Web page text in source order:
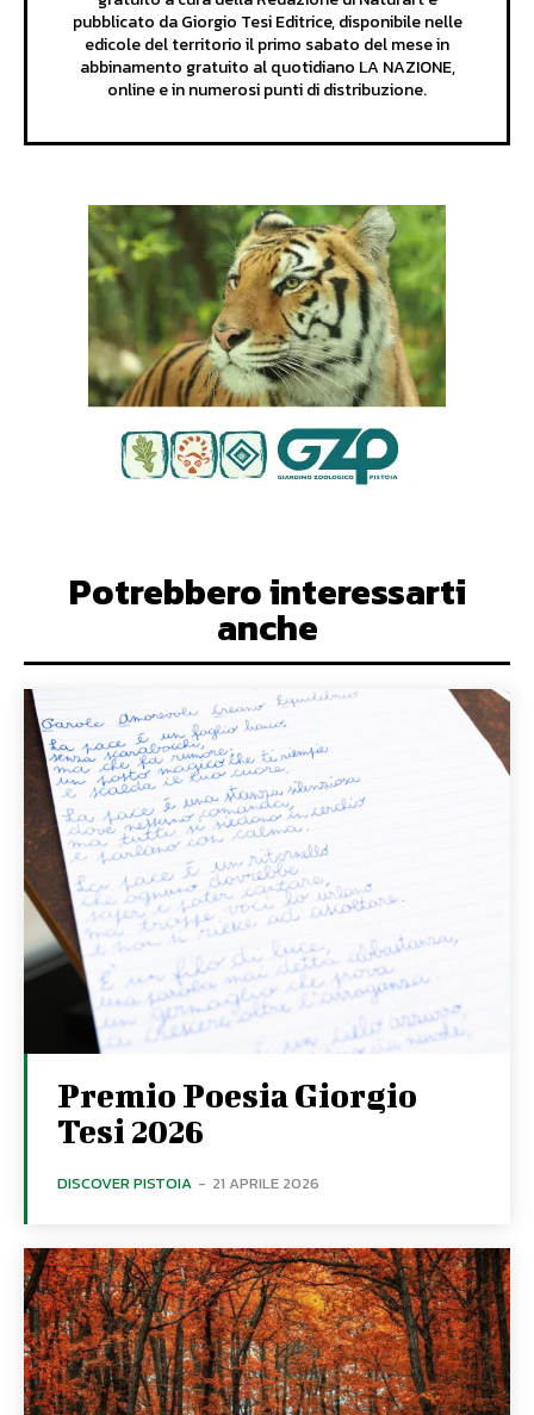
pubblicato da Giorgio Tesi Editrice, disponibile nelle
edicole del territorio il primo sabato del mese in
abbinamento gratuito al quotidiano LA NAZIONE,
online e in numerosi punti di distribuzione.
Potrebbero interessarti
anche
Premio Poesia Giorgio
Tesi 2026
DISCOVER PISTOIA - 21 APRILE 2026